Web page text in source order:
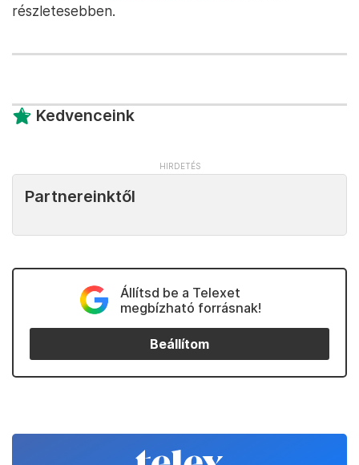
részletesebben.
Kedvenceink
Partnereinktől
Állítsd be a Telexet
megbízható forrásnak!
Beállítom